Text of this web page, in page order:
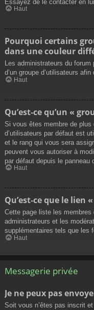
Essayez de le contacter en
Haut
Pourquoi certains
dans une couleur
Les administrateurs du
d’un groupe d’utilisateurs
Haut
Qu’est-ce qu’un «
Si vous êtes membre de plus
d’utilisateurs par défaut est
et le rang qui vous sera
peuvent vous autoriser à
par défaut depuis le panneau
Haut
Qu’est-ce que le lien «
Cette page liste les membres
administrateurs et les
supplémentaires tels que les
Haut
Messagerie privée
Je ne peux pas
Soit vous n’êtes pas inscrit